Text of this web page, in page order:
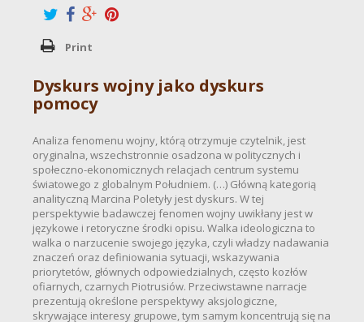
Print
Dyskurs wojny jako dyskurs
pomocy
Analiza fenomenu wojny, którą otrzymuje czytelnik, jest
oryginalna, wszechstronnie osadzona w politycznych i
społeczno-ekonomicznych relacjach centrum systemu
światowego z globalnym Południem. (…) Główną kategorią
analityczną Marcina Poletyły jest dyskurs. W tej
perspektywie badawczej fenomen wojny uwikłany jest w
językowe i retoryczne środki opisu. Walka ideologiczna to
walka o narzucenie swojego języka, czyli władzy nadawania
znaczeń oraz definiowania sytuacji, wskazywania
priorytetów, głównych odpowiedzialnych, często kozłów
ofiarnych, czarnych Piotrusiów. Przeciwstawne narracje
prezentują określone perspektywy aksjologiczne,
skrywające interesy grupowe, tym samym koncentrują się na